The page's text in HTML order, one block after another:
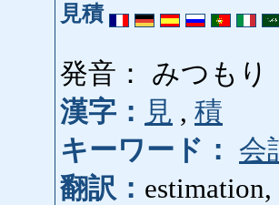
見積
発音： みつもり
漢字： 見 , 積
キーワード：
会
翻訳： estimation,